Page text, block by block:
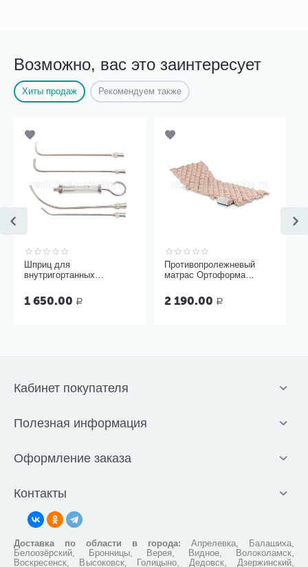
Возможно, вас это заинтересует
Хиты продаж Рекомендуем также
Шприц для
внутригортанных
миндалин, 5 мл Ш-14-5
1 650.00 Р
Противопролежневый
матрас Ортоформа
2 190.00 Р
Кабинет покупателя
Полезная информация
Оформление заказа
Контакты
Доставка по области в города: Апрелевка, Балашиха,
Белоозёрский, Бронницы, Верея, Видное, Волоколамск,
Воскресенск, Высоковск, Голицыно, Дедовск, Дзержинский,